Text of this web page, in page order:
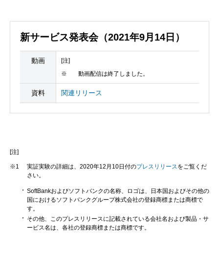
新サービス発表会（2021年9月14日）
動画
[注]
※
動画配信は終了しました。
資料 関連リリース
[注]
※1 実証実験の詳細は、2020年12月10日付のプレスリリース をご覧くだ
さい。
SoftBankおよびソフトバンクの名称、ロゴは、日本国およびその他の
国におけるソフトバンクグループ株式会社の登録商標または商標で
す。
その他、このプレスリリースに記載されている会社名および製品・サ
ービス名は、各社の登録商標または商標です。